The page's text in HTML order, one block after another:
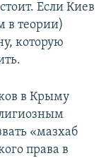
Если Киев
в теории)
которую
в Крыму
«мазхаб
права в